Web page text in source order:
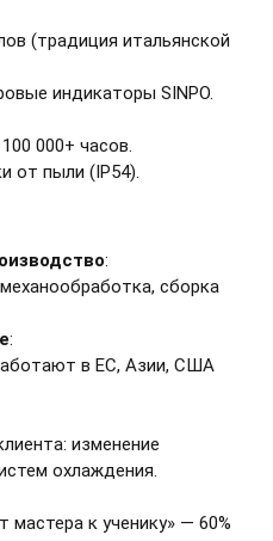
(традиция итальянской
индикаторы SINPO.
000+ часов.
от пыли (IP54).
:
сборка
:
в ЕС, Азии, США
изменение
охлаждения.
мастера к ученику» — 60%